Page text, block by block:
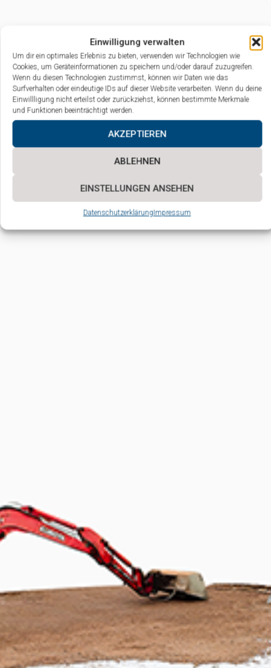
Einwilligung verwalten
Um dir ein optimales Erlebnis zu bieten, verwenden wir Technologien wie
Cookies, um Geräteinformationen zu speichern und/oder darauf zuzugreifen.
Wenn du diesen Technologien zustimmst, können wir Daten wie das
Surfverhalten oder eindeutige IDs auf dieser Website verarbeiten. Wenn du deine
Einwillligung nicht erteilst oder zurückziehst, können bestimmte Merkmale
und Funktionen beeinträchtigt werden.
AKZEPTIEREN
ABLEHNEN
EINSTELLUNGEN ANSEHEN
DatenschutzerklärungImpressum